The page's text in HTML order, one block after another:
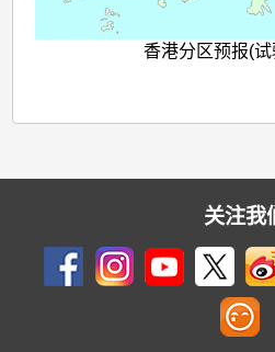
香港分区预报(
关注我